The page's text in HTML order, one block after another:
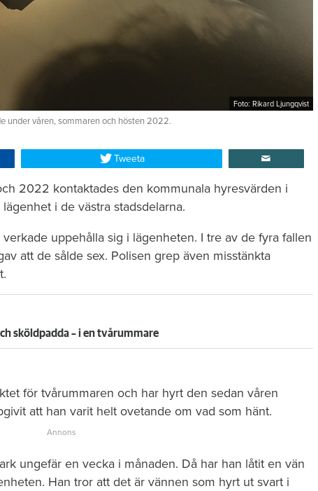
Foto: Rikard Ljungqvist
under våren, sommaren och hösten 2022.
Tweeta
2022 kontaktades den kommunala hyresvärden i
i de västra stadsdelarna.
uppehålla sig i lägenheten. I tre av de fyra fallen
att de sålde sex. Polisen grep även misstänkta
sköldpadda – i en tvårummare
för tvårummaren och har hyrt den sedan våren
att han varit helt ovetande om vad som hänt.
ungefär en vecka i månaden. Då har han låtit en vän
Han tror att det är vännen som hyrt ut svart i